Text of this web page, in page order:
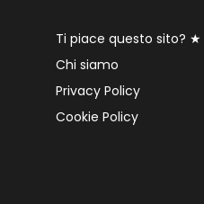
Ti piace questo sito? ★
Chi siamo
Privacy Policy
Cookie Policy